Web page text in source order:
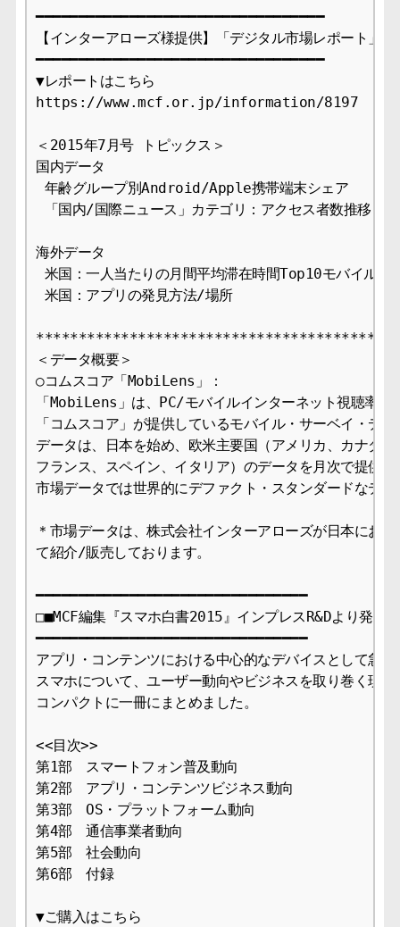
━━━━━━━━━━━━━━━━━━━━━━━━━━━━━━━━━━
【インターアローズ様提供】「デジタル市場レポート」7
━━━━━━━━━━━━━━━━━━━━━━━━━━━━━━━━━━
▼レポートはこちら
https://www.mcf.or.jp/information/8197
＜2015年7月号 トピックス＞
国内データ
年齢グループ別Android/Apple携帯端末シェア
「国内/国際ニュース」カテゴリ：アクセス者数推移
海外データ
米国：一人当たりの月間平均滞在時間Top10モバイルサ
米国：アプリの発見方法/場所
＜データ概要＞
○コムスコア「MobiLens」：
「MobiLens」は、PC/モバイルインターネット視聴率で
「コムスコア」が提供しているモバイル・サーベイ・デ
データは、日本を始め、欧米主要国（アメリカ、カナダ
フランス、スペイン、イタリア）のデータを月次で提供
市場データでは世界的にデファクト・スタンダードなデ
＊市場データは、株式会社インターアローズが日本にお
て紹介/販売しております。
━━━━━━━━━━━━━━━━━━━━━━━━━━━━━━━━
□■MCF編集『スマホ白書2015』インプレスR&Dより
━━━━━━━━━━━━━━━━━━━━━━━━━━━━━━━━
アプリ・コンテンツにおける中心的なデバイスとして急成
スマホについて、ユーザー動向やビジネスを取り巻く現状
コンパクトに一冊にまとめました。
<<目次>>
第1部　スマートフォン普及動向
第2部　アプリ・コンテンツビジネス動向
第3部　OS・プラットフォーム動向
第4部　通信事業者動向
第5部　社会動向
第6部　付録
▼ご購入はこちら